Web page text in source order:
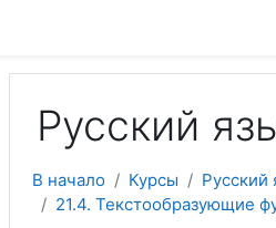
Русский
В начало Курсы Русский
21.4. Текстообразующие